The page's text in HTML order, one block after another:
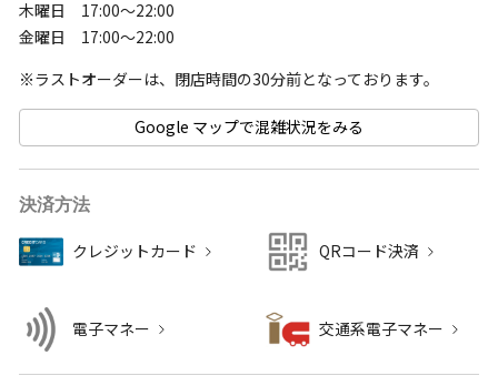
木曜日 17:00～22:00
金曜日 17:00～22:00
Google マップで混雑状況をみる
決済方法
クレジットカード QRコード決済
電子マネー 交通系電子マネー